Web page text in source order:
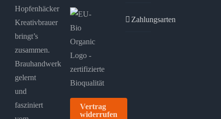
Hopfenhäcker
Kreativbrauer
bringt’s
zusammen.
Brauhandwerk
gelernt
und
fasziniert
Vertrag
widerrufen
Zahlungsarten